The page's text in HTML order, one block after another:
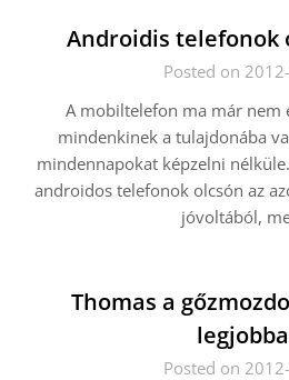
Androidis telefonok
Posted on
A mobiltelefon ma már nem
mindenkinek a tulajdonába
mindennapokat képzelni
androidos telefonok olcsón az
jóvoltából,
Thomas a
Posted on